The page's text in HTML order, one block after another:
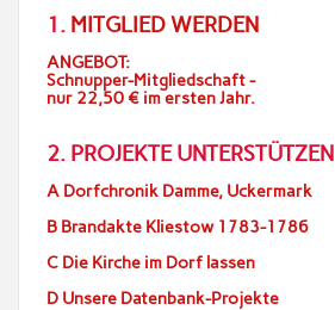
1. MITGLIED WERDEN
ANGEBOT:
Schnupper-Mitgliedschaft -
nur 22,50 € im ersten Jahr.
2. PROJEKTE UNTERSTÜTZEN
A Dorfchronik Damme, Uckermark
B Brandakte Kliestow 1783-1786
C Die Kirche im Dorf lassen
D Unsere Datenbank-Projekte